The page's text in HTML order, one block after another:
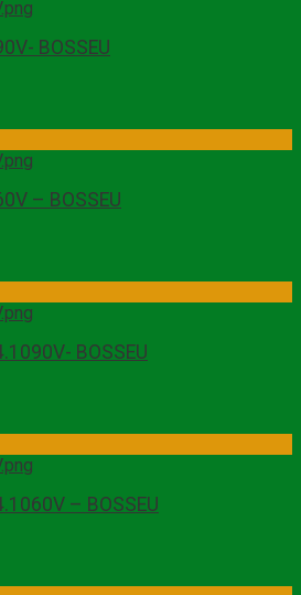
BOSSEU
– BOSSEU
BOSSEU
– BOSSEU